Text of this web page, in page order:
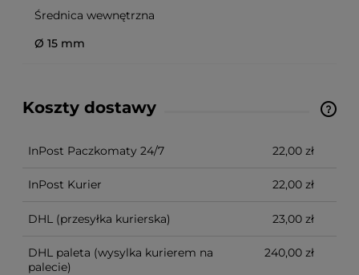
Średnica wewnętrzna
Ø 15 mm
Koszty dostawy
Ze względu na niestandardowe wymiary produktu,
Możliwy również odbiór osobisty.
InPost Paczkomaty 24/7 22,00 zł
InPost Kurier 22,00 zł
DHL (przesyłka kurierska) 23,00 zł
DHL paleta (wysylka kurierem na
palecie)
240,00 zł